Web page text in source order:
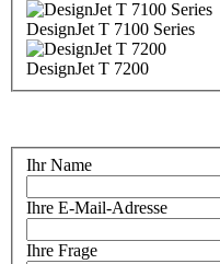
DesignJet T 7100 Series
DesignJet T 7200
Ihr Name
Ihre E-Mail-Adresse
Ihre Frage